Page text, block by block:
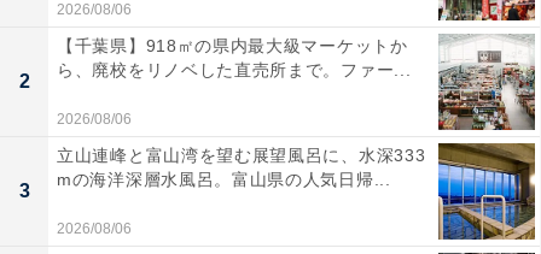
2026/08/06
2
【千葉県】918㎡の県内最大級マーケットか
ら、廃校をリノベした直売所まで。ファー...
2026/08/06
3
立山連峰と富山湾を望む展望風呂に、水深333
mの海洋深層水風呂。富山県の人気日帰...
2026/08/06